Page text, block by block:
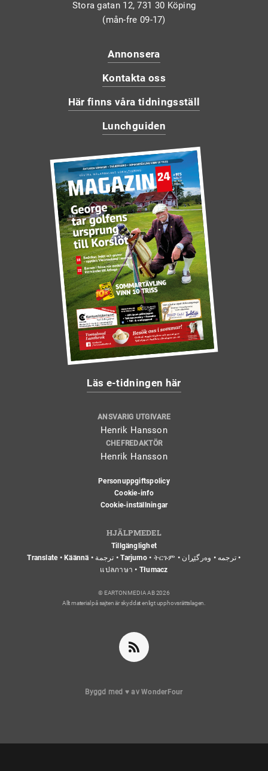
Stora gatan 12, 731 30 Köping
(mån-fre 09-17)
Annonsera
Kontakta oss
Här finns våra tidningsställ
Lunchguiden
Läs e-tidningen här
ANSVARIG UTGIVARE
Henrik Hansson
CHEFREDAKTÖR
Henrik Hansson
Personuppgiftspolicy
Cookie-info
Cookie-inställningar
HJÄLPMEDEL
Tillgänglighet
Translate • Käännä • ترجمة • Tarjumo • ትርጉም • ترجمه • وەرگێڕان •
แปลภาษา • Tłumacz
© EARTON MEDIA AB 2026
Allt material på sajten är skyddat enligt upphovsrättslagen.
Byggd med ♥ avWonderFour